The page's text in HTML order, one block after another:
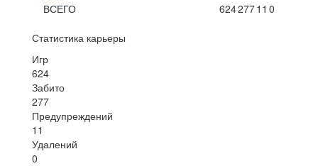
ВСЕГО
62427711 0
Статистика карьеры
Игр
624
Забито
277
Предупреждений
11
Удалений
0